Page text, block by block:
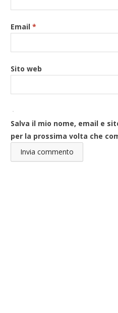
Email*
Sito web
Salva il mio nome, email e
per la prossima volta che